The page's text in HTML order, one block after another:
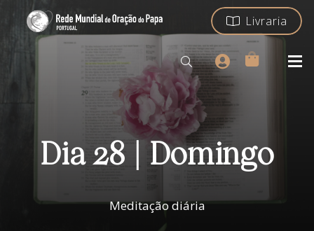
Livraria
Dia 28 | Domingo
Meditação diária